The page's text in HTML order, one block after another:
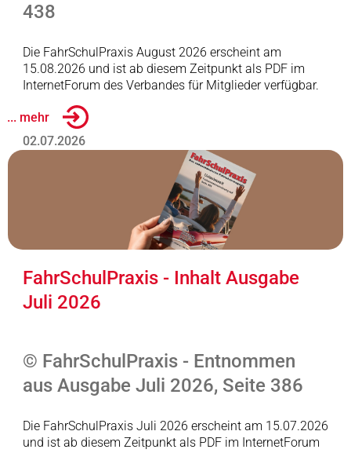
438
Die FahrSchulPraxis August 2026 erscheint am
15.08.2026 und ist ab diesem Zeitpunkt als PDF im
InternetForum des Verbandes für Mitglieder verfügbar.
... mehr
02.07.2026
FahrSchulPraxis - Inhalt Ausgabe
Juli 2026
© FahrSchulPraxis - Entnommen
aus Ausgabe Juli 2026, Seite 386
Die FahrSchulPraxis Juli 2026 erscheint am 15.07.2026
und ist ab diesem Zeitpunkt als PDF im InternetForum